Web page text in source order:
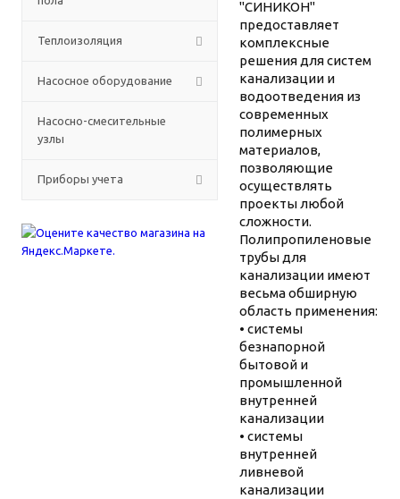
Теплоизоляция
Насосное оборудование
Насосно-смесительные
узлы
Приборы учета
"СИНИКОН"
предоставляет
комплексные
решения для систем
канализации и
водоотведения из
современных
полимерных
материалов,
позволяющие
осуществлять
проекты любой
сложности.
Полипропиленовые
трубы для
канализации имеют
весьма обширную
область применения:
• системы
безнапорной
бытовой и
промышленной
внутренней
канализации
• системы
внутренней
ливневой
канализации